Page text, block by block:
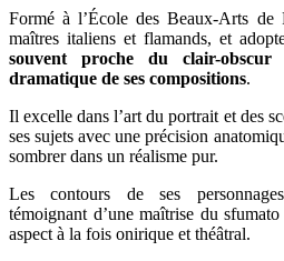
Formé à l’École des Beaux-Arts de
maîtres italiens et flamands, et
souvent proche du clair-
dramatique de ses compositions.
Il excelle dans l’art du portrait et des
ses sujets avec une précision
sombrer dans un réalisme pur.
Les contours de ses
témoignant d’une maîtrise du
aspect à la fois onirique et théâtral.